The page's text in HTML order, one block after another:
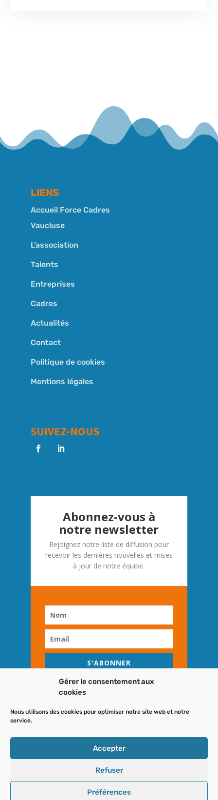
Gérer le consentement aux
cookies
Nous utilisons des cookies pour optimiser notre site web et notre
service.
Accepter
Refuser
Préférences
LIENS
Accueil Force Cadres
Vaucluse
L’association
Talents
Entreprises
Cadres
Actualités
Contact
Politique de cookies
Mentions légales
SUIVEZ-NOUS
Abonnez-vous à
notre newsletter
Rejoignez notre liste de diffusion pour
recevoir les dernières nouvelles et mises
à jour de notre équipe.
S'ABONNER